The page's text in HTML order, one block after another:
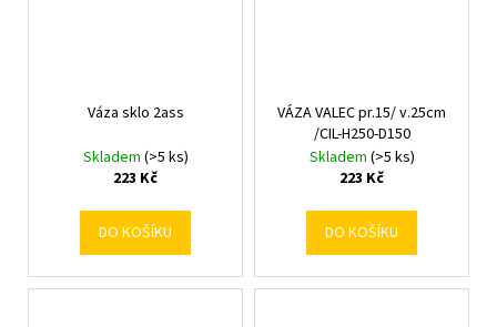
Váza sklo 2ass
Skladem (>5 ks)
223 Kč
DO KOŠÍKU
VÁZA VALEC pr.15/ v.25cm
/CIL-H250-D150
Skladem (>5 ks)
223 Kč
DO KOŠÍKU